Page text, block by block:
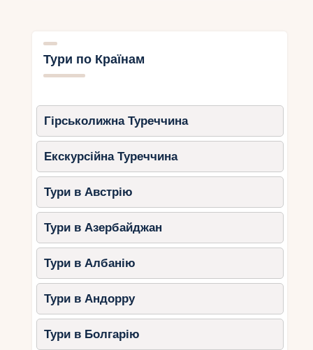
Тури по Країнам
Гірськолижна Туреччина
Екскурсійна Туреччина
Тури в Австрію
Тури в Азербайджан
Тури в Албанію
Тури в Андорру
Тури в Болгарію